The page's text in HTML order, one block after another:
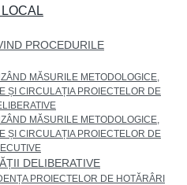
PROCEDURILE
MĂSURILE METODOLOGICE,
ȘI CIRCULAȚIA PROIECTELOR DE
MĂSURILE METODOLOGICE,
ȘI CIRCULAȚIA PROIECTELOR DE
DELIBERATIVE
PROIECTELOR DE HOTĂRÂRI